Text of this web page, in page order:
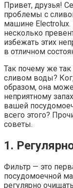
Привет, друзья!
проблемы с
машине Electrolux.
несколько
избежать этих
в отличном
Так почему же
сливом воды?
образом, она
неприятному
вашей
всего этого?
советы.
1.
Фильтр — это
посудомоечной
регулярно